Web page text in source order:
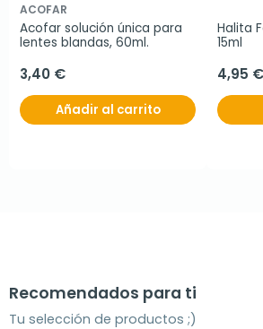
ACOFAR
Acofar solución única para
lentes blandas, 60ml.
3,40 €
Añadir al carrito
Halita
15ml
4,95 €
Recomendados para ti
Tu selección de productos ;)